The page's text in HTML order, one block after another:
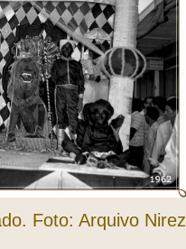
Foto: Arquivo Nirez